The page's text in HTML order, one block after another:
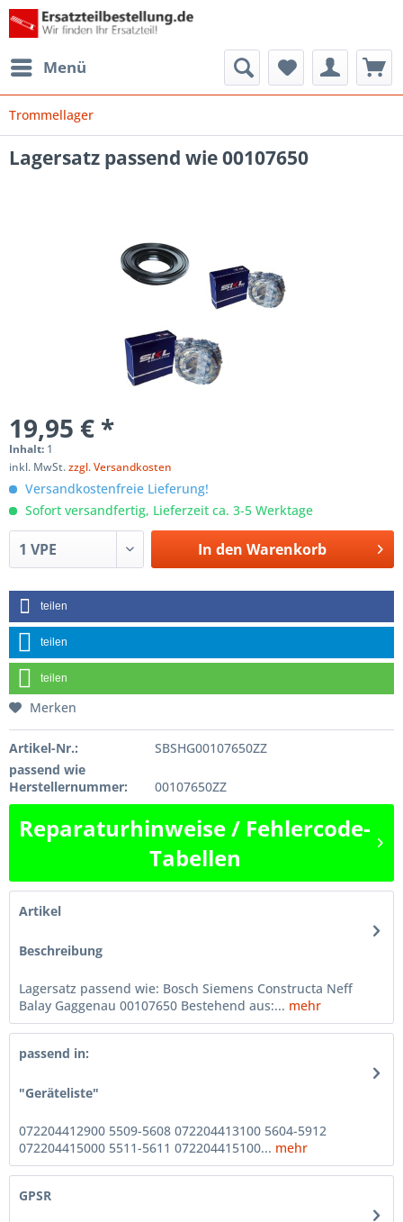
Menü
Trommellager
Lagersatz passend wie 00107650
19,95 € *
Inhalt: 1
inkl. MwSt.zzgl. Versandkosten
Versandkostenfreie Lieferung!
Sofort versandfertig, Lieferzeit ca. 3-5 Werktage
In den Warenkorb
teilen
teilen
teilen
Merken
Artikel-Nr.:
SBSHG00107650ZZ
passend wie
Herstellernummer:
00107650ZZ
Reparaturhinweise / Fehlercode-
Tabellen
Artikel
Beschreibung
Lagersatz passend wie: Bosch Siemens Constructa Neff
Balay Gaggenau 00107650 Bestehend aus:... mehr
passend in:
"Geräteliste"
072204412900 5509-5608 072204413100 5604-5912
072204415000 5511-5611 072204415100... mehr
GPSR